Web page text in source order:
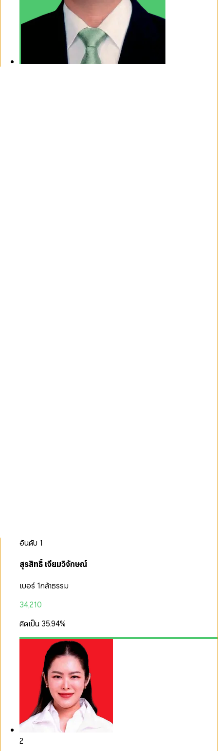
อันดับ 1
สุรสิทธิ์ เจียมวิจักษณ์
เบอร์ 1กล้าธรรม
34,210
คิดเป็น 35.94%
2